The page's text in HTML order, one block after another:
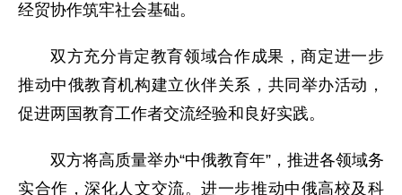
经贸协作筑牢社会基础。
双方充分肯定教育领域合作成果，商定进一步
推动中俄教育机构建立伙伴关系，共同举办活动，
促进两国教育工作者交流经验和良好实践。
双方将高质量举办“中俄教育年”，推进各领域务
实合作，深化人文交流。进一步推动中俄高校及科